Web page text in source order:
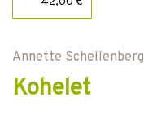
Annette Schellenberg
Kohelet